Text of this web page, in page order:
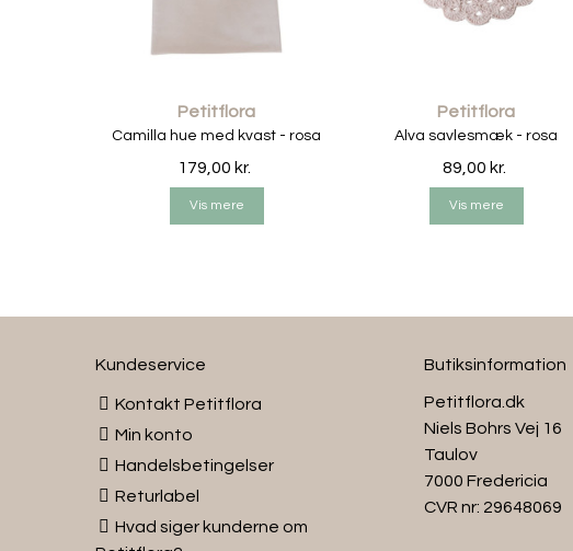
Petitflora
Camilla hue med kvast - rosa
179,00 kr.
Vis mere
Petitflora
Alva savlesmæk - rosa
89,00 kr.
Vis mere
Kundeservice
Kontakt Petitflora
Min konto
Handelsbetingelser
Returlabel
Hvad siger kunderne om
Butiksinformation
Petitflora.dk
Niels Bohrs Vej 16
Taulov
7000 Fredericia
CVR nr: 29648069